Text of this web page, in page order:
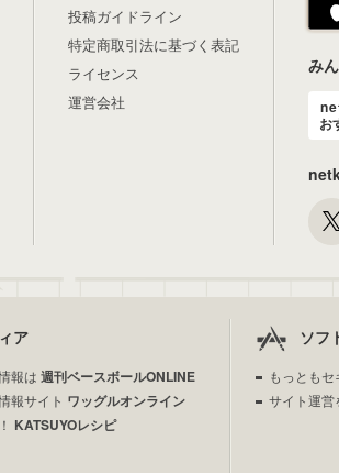
投稿ガイドライン
特定商取引法に基づく表記
ライセンス
運営会社
み
お
ア
報は 週刊ベースボールONLINE
報サイト ワッグルオンライン
KATSUYOレシピ
ソフ
もっとも
サイト運